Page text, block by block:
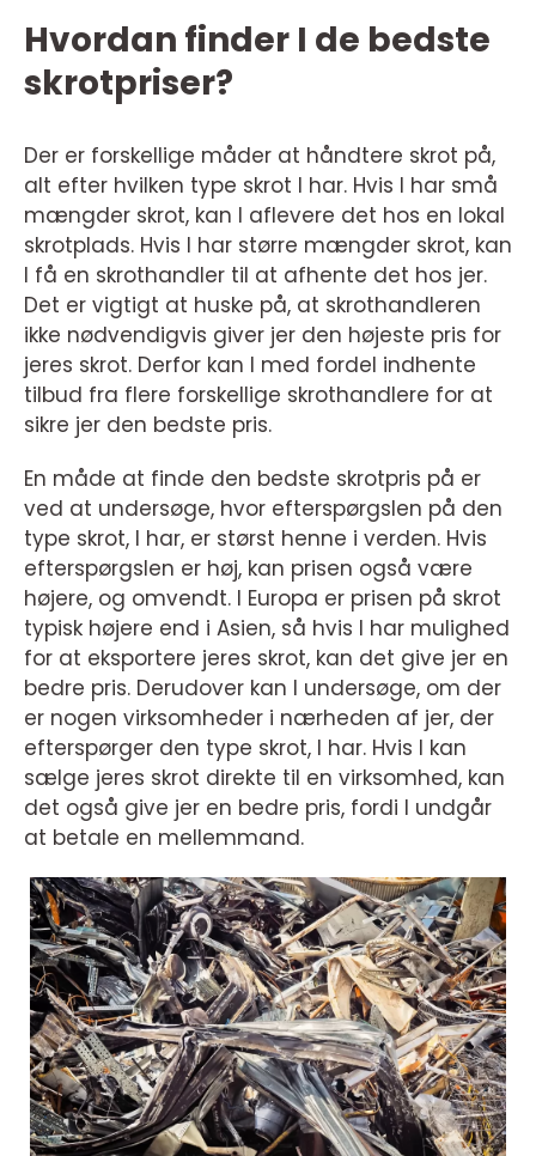
Hvordan finder I de bedste
skrotpriser?
Der er forskellige måder at håndtere skrot på,
alt efter hvilken type skrot I har. Hvis I har små
mængder skrot, kan I aflevere det hos en lokal
skrotplads. Hvis I har større mængder skrot, kan
I få en skrothandler til at afhente det hos jer.
Det er vigtigt at huske på, at skrothandleren
ikke nødvendigvis giver jer den højeste pris for
jeres skrot. Derfor kan I med fordel indhente
tilbud fra flere forskellige skrothandlere for at
sikre jer den bedste pris.
En måde at finde den bedste skrotpris på er
ved at undersøge, hvor efterspørgslen på den
type skrot, I har, er størst henne i verden. Hvis
efterspørgslen er høj, kan prisen også være
højere, og omvendt. I Europa er prisen på skrot
typisk højere end i Asien, så hvis I har mulighed
for at eksportere jeres skrot, kan det give jer en
bedre pris. Derudover kan I undersøge, om der
er nogen virksomheder i nærheden af jer, der
efterspørger den type skrot, I har. Hvis I kan
sælge jeres skrot direkte til en virksomhed, kan
det også give jer en bedre pris, fordi I undgår
at betale en mellemmand.